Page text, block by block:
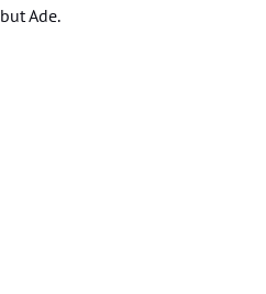
Ade.